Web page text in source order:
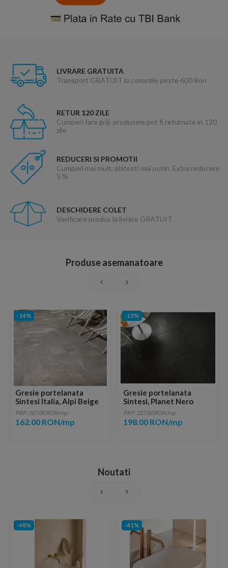
LIVRARE GRATUITA
Transport GRATUIT la comezile peste 600 Ron
RETUR 120 ZILE
Cumperi fara griji, produsele pot fi returnate in 120
zile
REDUCERI SI PROMOTII
Cumperi mai mult, platesti mai putin. Extra reducere
5 %
DESCHIDERE COLET
Verificare produs la livrare GRATUIT
Produse asemanatoare
-14%
Gresie portelanata
Sintesi Italia, Alpi Beige
40,4x20cm
PRP: 187.00 RON/mp
162.00 RON/mp
-13%
Gresie portelanata
Sintesi, Planet Nero
60,4x60,4 cm
PRP: 227.00 RON/mp
198.00 RON/mp
Noutati
-48% -41%